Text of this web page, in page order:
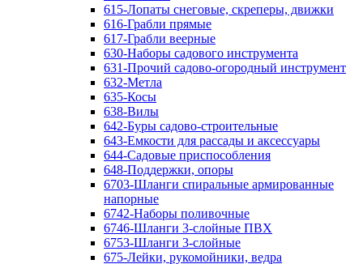
615-Лопаты снеговые, скреперы, движки
616-Грабли прямые
617-Грабли веерные
630-Наборы садового инструмента
631-Прочий садово-огородный инструмент
632-Метла
635-Косы
638-Вилы
642-Буры садово-строительные
643-Емкости для рассады и аксессуары
644-Садовые приспособления
648-Поддержки, опоры
6703-Шланги спиральные армированные
напорные
6742-Наборы поливочные
6746-Шланги 3-слойные ПВХ
6753-Шланги 3-слойные
675-Лейки, рукомойники, ведра